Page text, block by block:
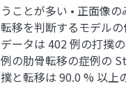
うことが多い • 正⾯像
転移を判断するモデルの
データは 402 例の打撲
例の肋⾻転移の症例の
撲と転移は 90.0 % 以上